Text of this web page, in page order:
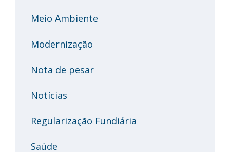
Meio Ambiente
Modernização
Nota de pesar
Notícias
Regularização Fundiária
Saúde